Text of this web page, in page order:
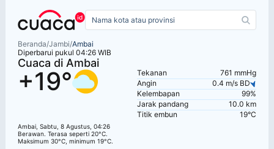
Beranda/Jambi/Ambai
Diperbarui pukul 04:26 WIB
Cuaca di Ambai
+19°
Ambai, Sabtu, 8 Agustus, 04:26
Berawan. Terasa seperti 20°C.
Maksimum 30°C, minimum 19°C.
Tekanan
761 mmHg
Angin
0.4 m/s BD
Kelembapan
99%
Jarak pandang
10.0 km
Titik embun
19°C